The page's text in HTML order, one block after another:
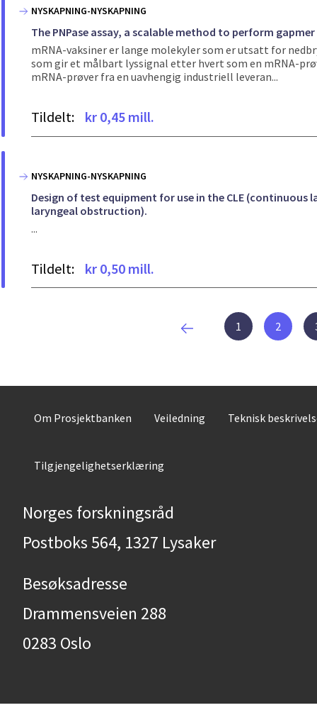
NYSKAPNING-NYSKAPNING
The PNPase assay, a scalable method to perform
mRNA-vaksiner er lange molekyler som er utsatt for
som gir et målbart lyssignal etter hvert som en mRNA-
mRNA-prøver fra en uavhengig industriell leveran...
Tildelt: kr 0,45 mill.
NYSKAPNING-NYSKAPNING
Design of test equipment for use in the CLE (continuous
laryngeal obstruction).
...
Tildelt: kr 0,50 mill.
1 2
Om Prosjektbanken Veiledning Teknisk
Tilgjengelighetserklæring
Norges forskningsråd
Postboks 564, 1327 Lysaker
Besøksadresse
Drammensveien 288
0283 Oslo